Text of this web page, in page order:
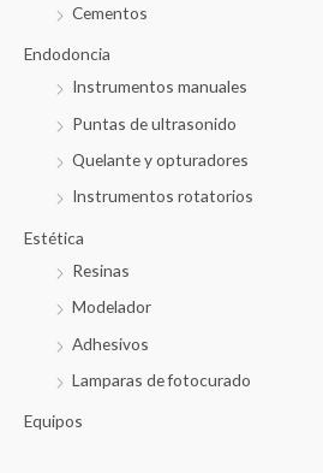
Cementos
Endodoncia
Instrumentos manuales
Puntas de ultrasonido
Quelante y opturadores
Instrumentos rotatorios
Estética
Resinas
Modelador
Adhesivos
Lamparas de fotocurado
Equipos